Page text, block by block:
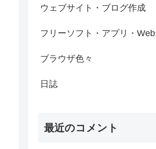
ウェブサイト・ブログ作成
フリーソフト・アプリ・
ブラウザ色々
日誌
最近のコメント